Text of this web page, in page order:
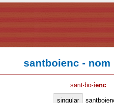
santboienc - nom
sant· bo·ienc
singular